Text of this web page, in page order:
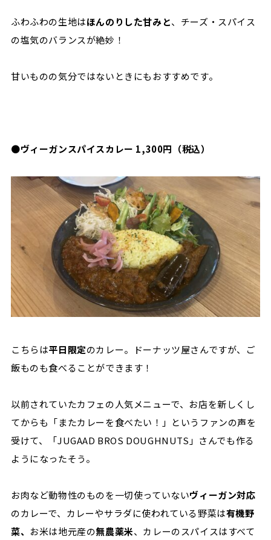
ふわふわの生地はほんのりした甘みと、チーズ・スパイス
の塩気のバランスが絶妙！
甘いものの気分ではないときにもおすすめです。
●ヴィーガンスパイスカレー 1,300円（税込）
こちらは平日限定のカレー。ドーナッツ屋さんですが、ご
飯ものも食べることができます！
以前されていたカフェの人気メニューで、お店を新しくし
てからも「またカレーを食べたい！」というファンの声を
受けて、「JUGAAD BROS DOUGHNUTS」さんでも作る
ようになったそう。
お肉など動物性のものを一切使っていないヴィーガン対応
のカレーで、カレーやサラダに使われている野菜は有機野
菜、 お米は地元産の無農薬米、カレーのスパイスはすべて